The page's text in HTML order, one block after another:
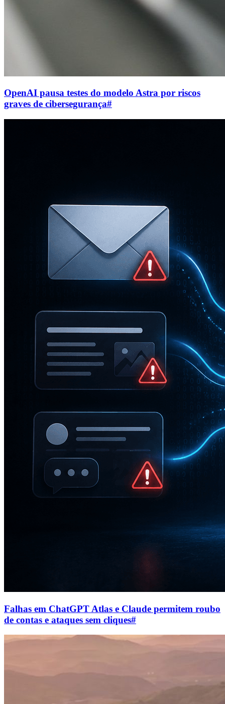
OpenAI pausa testes do modelo Astra por riscos
graves de cibersegurança#
Falhas em ChatGPT Atlas e Claude permitem roubo
de contas e ataques sem cliques#